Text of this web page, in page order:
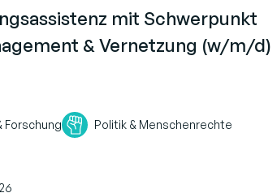
mit Schwerpunkt
& Vernetzung (w/m/d)
Forschung Politik & Menschenrechte